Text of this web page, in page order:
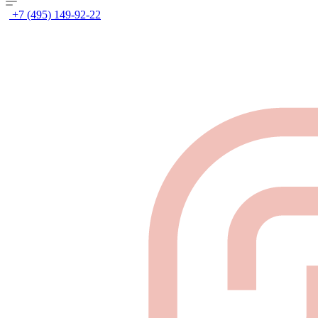
+7 (495) 149-92-22